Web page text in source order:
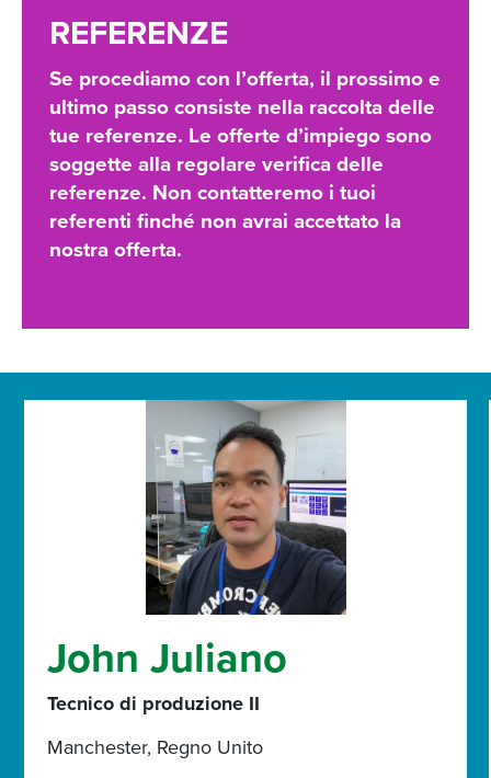
REFERENZE
Se procediamo con l’offerta, il prossimo e
ultimo passo consiste nella raccolta delle
tue referenze. Le offerte d’impiego sono
soggette alla regolare verifica delle
referenze. Non contatteremo i tuoi
referenti finché non avrai accettato la
nostra offerta.
John Juliano
Tecnico di produzione II
Manchester, Regno Unito